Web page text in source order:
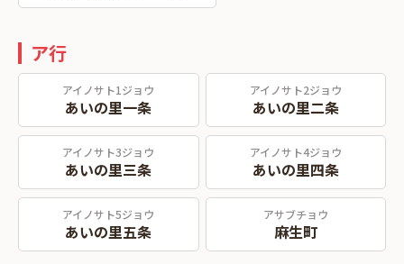
ア行
アイノサト1ジョウ
あいの里一条
アイノサト2ジョウ
あいの里二条
アイノサト3ジョウ
あいの里三条
アイノサト4ジョウ
あいの里四条
アイノサト5ジョウ
あいの里五条
アサブチョウ
麻生町